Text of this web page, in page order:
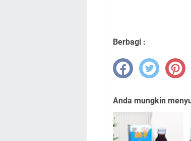
Berbagi :
Anda mungkin